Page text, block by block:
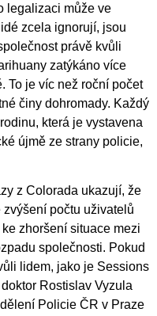
legalizaci může ve
zcela ignorují, jsou
právě kvůli
zatýkáno více
To je víc než roční počet
činy dohromady. Každý
která je vystavena
újmě ze strany policie,
z Colorada ukazují, že
počtu uživatelů
zhoršení situace mezi
společnosti. Pokud
lidem, jako je Sessions
Rostislav Vyzula
Policie ČR v Praze